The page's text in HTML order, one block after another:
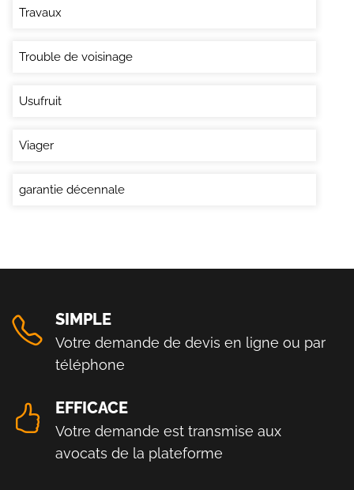
Travaux
Trouble de voisinage
Usufruit
Viager
garantie décennale
SIMPLE
Votre demande de devis en ligne ou par
téléphone
EFFICACE
Votre demande est transmise aux
avocats de la plateforme